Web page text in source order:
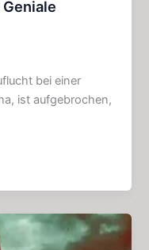
bei einer
ist aufgebrochen,